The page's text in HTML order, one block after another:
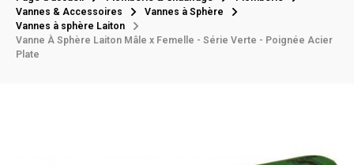
Vannes & Accessoires
Vannes à Sphère
Vannes à sphère Laiton
Vanne À Sphère Laiton Mâle x Femelle - Série Verte - Poignée Acier
Plate